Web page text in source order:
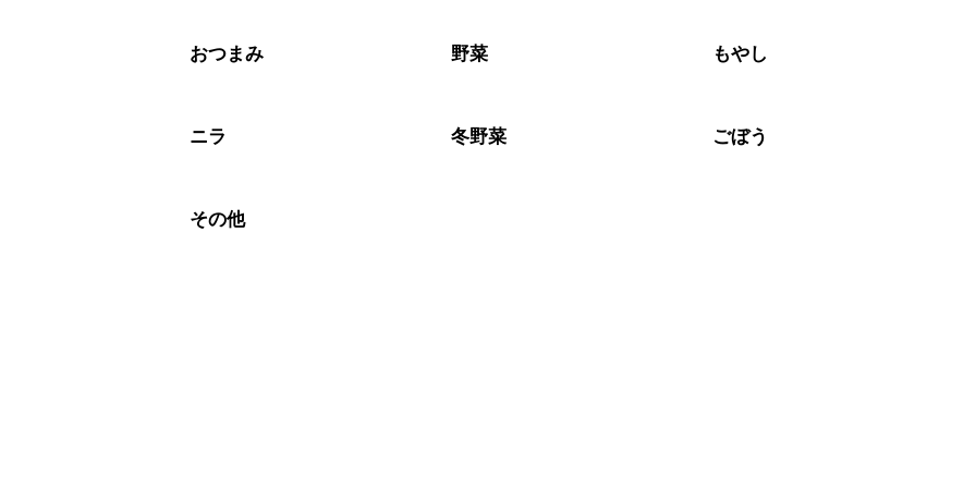
保存期間は冷蔵で翌日中が目安です。なるべくお早めにお召し上がりください。
※日持ちは目安です。
おつまみ 野菜 もやし
ニラ 冬野菜 ごぼう
その他